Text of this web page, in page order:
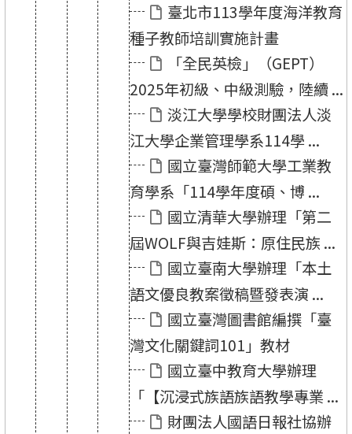
臺北市113學年度海洋教育
種子教師培訓實施計畫
「全民英檢」（GEPT）
2025年初級、中級測驗，陸續 ...
淡江大學學校財團法人淡
江大學企業管理學系114學 ...
國立臺灣師範大學工業教
育學系「114學年度碩、博 ...
國立清華大學辦理「第二
屆WOLF與吉娃斯：原住民族 ...
國立臺南大學辦理「本土
語文優良教案徵稿暨發表演 ...
國立臺灣圖書館編撰「臺
灣文化關鍵詞101」教材
國立臺中教育大學辦理
「【沉浸式族語族語教學專業 ...
財團法人國語日報社協辦